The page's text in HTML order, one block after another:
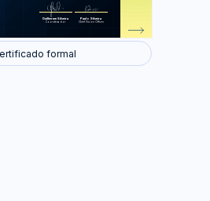
Guilherme Silveira
Coordenador
Paulo Silveira
Chief Vision Officer
formal